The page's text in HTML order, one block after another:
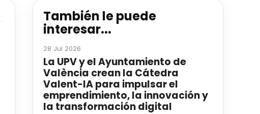
También le puede
interesar...
28 Jul 2026
La UPV y el Ayuntamiento de
València crean la Cátedra
Valent-IA para impulsar el
emprendimiento, la innovación y
la transformación digital